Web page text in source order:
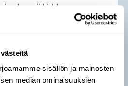
sisällön ja mainosten
median ominaisuuksien
alaperä kirkkaan
takia.